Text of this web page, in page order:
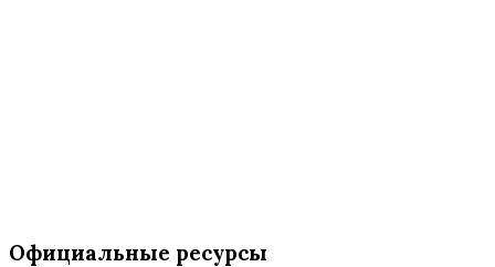
Официальные ресурсы